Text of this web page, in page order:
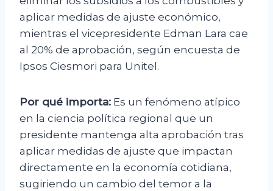
aplicar medidas de ajuste económico,
mientras el vicepresidente Edman Lara cae
al 20% de aprobación, según encuesta de
Ipsos Ciesmori para Unitel.
Por qué importa: Es un fenómeno atípico
en la ciencia política regional que un
presidente mantenga alta aprobación tras
aplicar medidas de ajuste que impactan
directamente en la economía cotidiana,
sugiriendo un cambio del temor a la